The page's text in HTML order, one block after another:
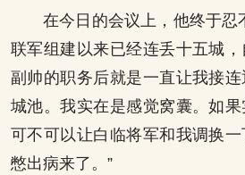
在今日的会议上，他终于忍
联军组建以来已经连丢十五城
副帅的职务后就是一直让我接
城池。我实在是感觉窝囊。如果
可不可以让白临将军和我调换
憋出病来了。”